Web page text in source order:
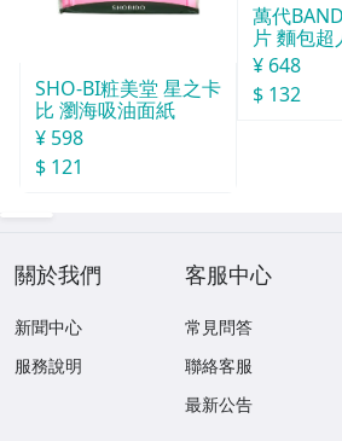
SHO-BI粧美堂 星之卡
比 瀏海吸油面紙
¥ 598
$ 121
萬代
片 麵包超
¥ 648
$ 132
關於我們
新聞中心
服務說明
客服中心
常見問答
聯絡客服
最新公告